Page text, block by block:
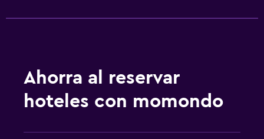
Ahorra al reservar
hoteles con momondo